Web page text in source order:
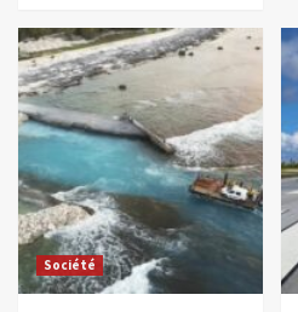
Société